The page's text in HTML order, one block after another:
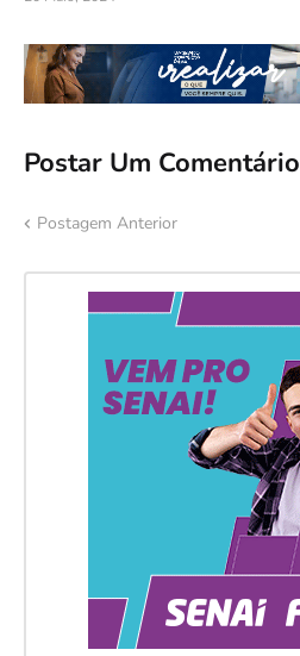
Postar Um Comentário
Postagem Anterior